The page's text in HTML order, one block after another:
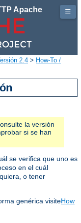
Apache
2.4 > How-To /
la versión
si se han
se verifica que uno es
en el cuál
o tener
genérica visiteHow
☰